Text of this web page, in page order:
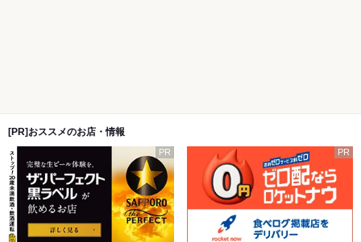
[PR]おススメのお店・情報
PR PR